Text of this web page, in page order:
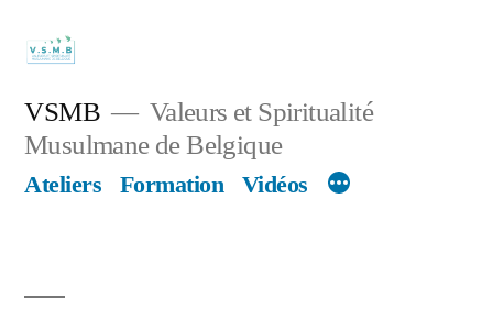
content
VSMB
Valeurs et Spiritualité
Musulmane de Belgique
Ateliers Formation Vidéos